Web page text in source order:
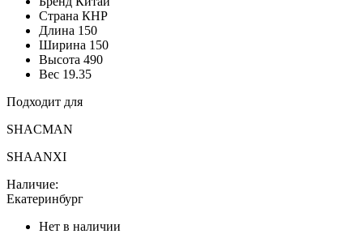
Страна КНР
Длина 150
Ширина 150
Высота 490
Вес 19.35
Подходит для
SHACMAN
SHAANXI
Наличие:
Екатеринбург
Нет в наличии